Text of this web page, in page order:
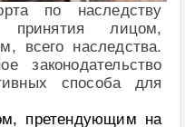
по наследству
лицом,
всего наследства.
законодательство
способа для
претендующим на